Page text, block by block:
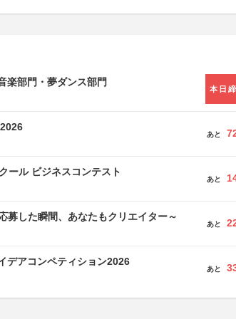
楽部門・夢ダンス部門
本日
あと
ール ビジネスコンテスト
あと
募した瞬間、あなたもクリエイター～
あと
デアコンペティション2026
あと